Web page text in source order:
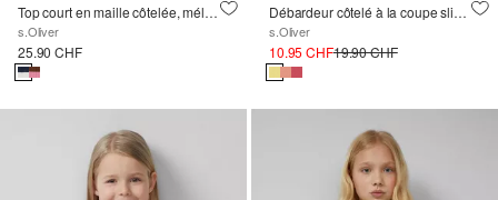
Top court en maille côtelée, mélange de viscose
s.Oliver
25.90 CHF
Débardeur côtelé à la coupe slim avec détail découpé
s.Oliver
10.95 CHF19.90 CHF